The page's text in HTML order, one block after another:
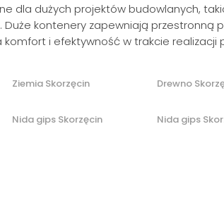
dla dużych projektów budowlanych,
Duże kontenery zapewniają przestronną
komfort i efektywność w trakcie realizacji
Ziemia Skorzęcin Drewno
Nida gips Skorzęcin Nida gips